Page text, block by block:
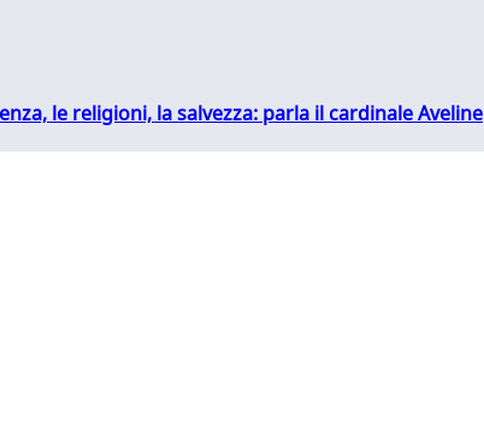
le religioni, la salvezza: parla il cardinale Aveline